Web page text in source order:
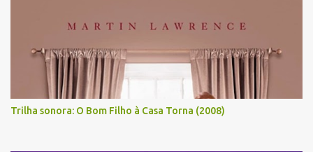
Trilha sonora: O Bom Filho à Casa Torna (2008)